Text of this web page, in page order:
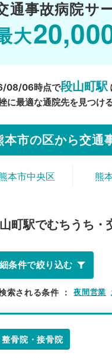
通事故病院サ
大
08/06時点で段山町駅
に最適な通院先を見つけ
本市の区から交通
本市中央区 熊
町駅でむちうち・
条件で絞り込む
索される条件 ： 夜間営業
整骨院・接骨院